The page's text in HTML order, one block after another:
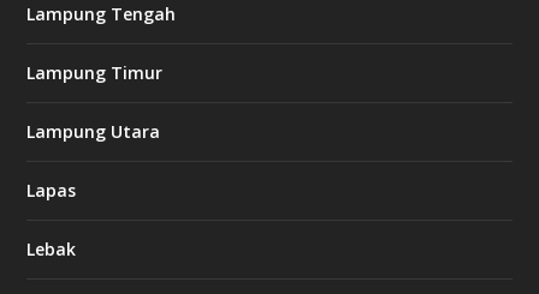
Lampung Tengah
Lampung Timur
Lampung Utara
Lapas
Lebak